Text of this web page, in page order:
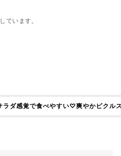
ています。
ラダ感覚で食べやすい♡爽やかピクル